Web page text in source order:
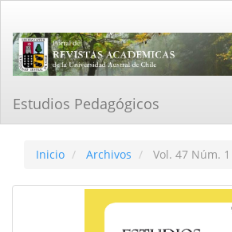
Contenido
principal
Barra
Estudios Pedagógicos
Inicio Archivos Vol. 47 Núm.